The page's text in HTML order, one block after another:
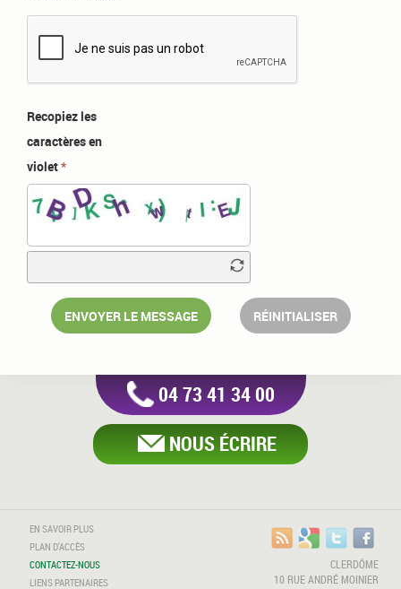
Recopiez les
caractères en
violet
ENVOYER LE MESSAGE RÉINITIALISER
04 73 41 34 00
NOUS ÉCRIRE
EN SAVOIR PLUS
PLAN D'ACCÈS
CONTACTEZ-NOUS
LIENS PARTENAIRES
CLERDÔME
10 RUE ANDRÉ MOINIER